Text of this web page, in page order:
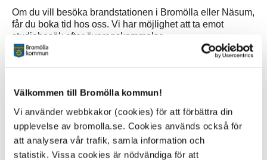
Välkommen till Bromölla kommun!
Vi använder webbkakor (cookies) för att förbättra din
upplevelse av bromolla.se. Cookies används också för
att analysera vår trafik, samla information och
statistik. Vissa cookies är nödvändiga för att
Om du vill besöka brandstationen i Bromölla eller Näsum,
får du boka tid hos oss. Vi har möjlighet att ta emot
studiebesök efter överenskommelse.
Vill du veta mer om vad det innebär att arbeta som
Är du intresserad av att jobba hos oss fyller du i
Anställningsansökan räddningstjänsten
Se även MSB:s information om utbildningar